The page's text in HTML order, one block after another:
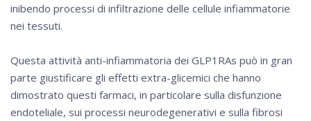
inibendo processi di infiltrazione delle cellule infiammatorie
nei tessuti.
Questa attività anti-infiammatoria dei GLP1RAs può in gran
parte giustificare gli effetti extra-glicemici che hanno
dimostrato questi farmaci, in particolare sulla disfunzione
endoteliale, sui processi neurodegenerativi e sulla fibrosi